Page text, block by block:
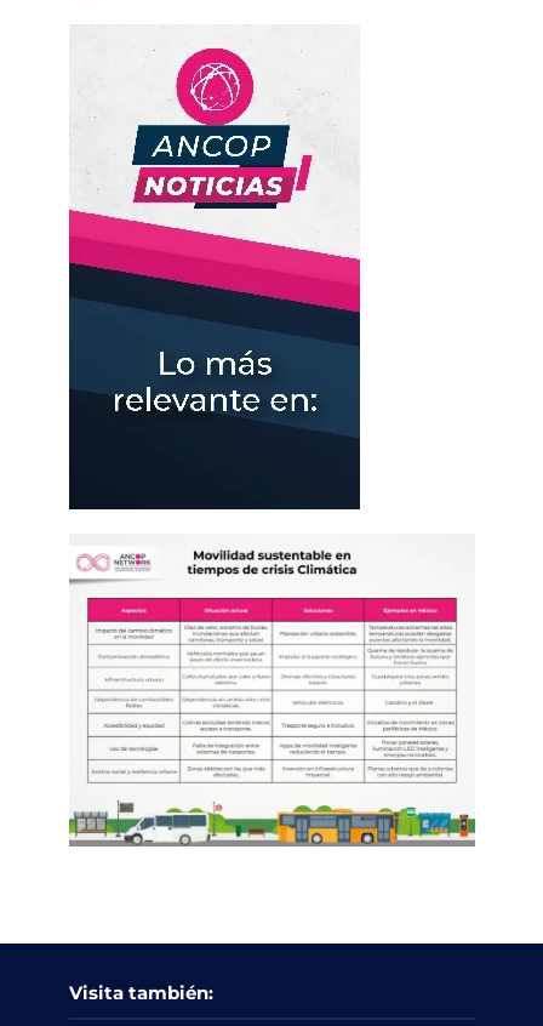
Visita también: